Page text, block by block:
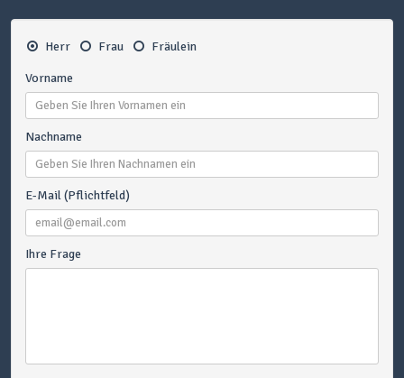
Herr Frau Fräulein
Vorname
Nachname
E-Mail (Pflichtfeld)
Ihre Frage